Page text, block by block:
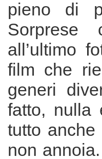
pieno di
Sorprese
all’ultimo
film che
generi
fatto, nulla
tutto
non